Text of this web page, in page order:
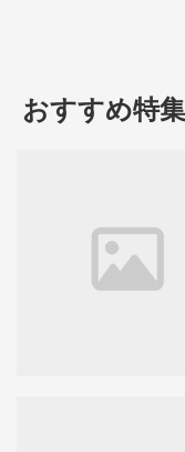
おすすめ特集